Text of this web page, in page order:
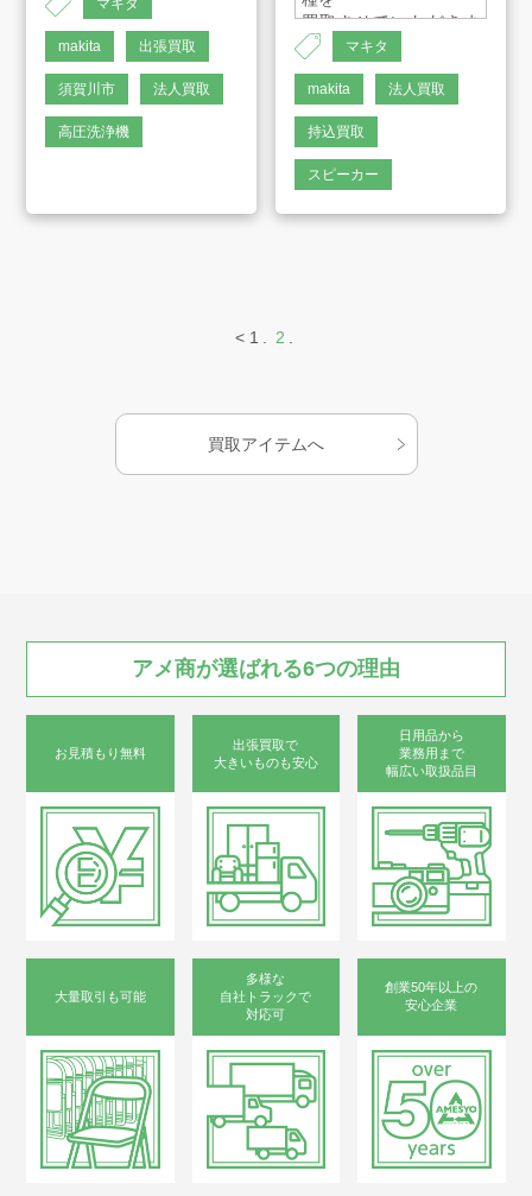
店舗案内
販売のご案内
お問合せ
古物営業法に基づく表示
サイトマップ
マキタ
makita 出張買取
須賀川市 法人買取
高圧洗浄機
買取させていただきま
した。マキタ
makita 法人買取
持込買取
スピーカー
< 1 2
買取アイテムへ
アメ商が選ばれる6つの理由
お見積もり無料
出張買取で
大きいものも安心
日用品から
業務用まで
幅広い取扱品目
大量取引も可能
多様な
自社トラックで
対応可
創業50年以上の
安心企業